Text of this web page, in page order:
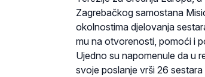
Zagrebačkog samostana
okolnostima djelovanja
mu na otvorenosti, pomoći i
Ujedno su napomenule da u
svoje poslanje vrši 26